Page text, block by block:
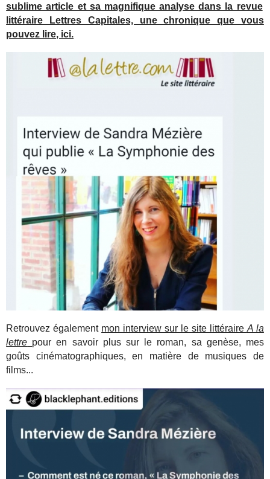
sublime article et sa magnifique analyse dans la revue
littéraire Lettres Capitales, une chronique que vous
pouvez lire, ici.
Retrouvez également mon interview sur le site littéraire A la
lettre pour en savoir plus sur le roman, sa genèse, mes
goûts cinématographiques, en matière de musiques de
films...